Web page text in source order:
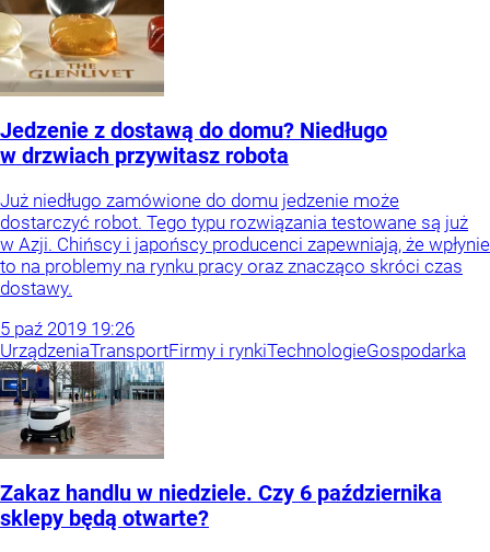
Jedzenie z dostawą do domu? Niedługo
w drzwiach przywitasz robota
Już niedługo zamówione do domu jedzenie może
dostarczyć robot. Tego typu rozwiązania testowane są już
w Azji. Chińscy i japońscy producenci zapewniają, że wpłynie
to na problemy na rynku pracy oraz znacząco skróci czas
dostawy.
5 paź 2019 19:26
UrządzeniaTransportFirmy i rynkiTechnologieGospodarka
Zakaz handlu w niedziele. Czy 6 października
sklepy będą otwarte?